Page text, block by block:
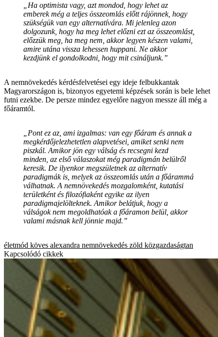
„Ha optimista vagy, azt mondod, hogy lehet az
emberek még a teljes összeomlás előtt rájönnek, hogy
szükségük van egy alternatívára. Mi jelenleg azon
dolgozunk, hogy ha meg lehet előzni ezt az összeomlást,
előzzük meg, ha meg nem, akkor legyen készen valami,
amire utána vissza lehessen huppani. Ne akkor
kezdjünk el gondolkodni, hogy mit csináljunk.”
A nemnövekedés kérdésfelvetései egy ideje felbukkantak
Magyarországon is, bizonyos egyetemi képzések során is bele lehet
futni ezekbe. De persze mindez egyelőre nagyon messze áll még a
főáramtól.
„Pont ez az, ami izgalmas: van egy főáram és annak a
megkérdőjelezhetetlen alapvetései, amiket senki nem
piszkál. Amikor jön egy válság és recsegni kezd
minden, az első válaszokat még paradigmán belülről
keresik. De ilyenkor megszületnek az alternatív
paradigmák is, melyek az összeomlás után a főárammá
válhatnak. A nemnövekedés mozgalomként, kutatási
területként és filozófiaként egyike az ilyen
paradigmajelölteknek. Amikor belátjuk, hogy a
válságok nem megoldhatóak a főáramon belül, akkor
valami másnak kell jönnie majd.”
életmód köves alexandra nemnövekedés zöld közgazdaságtan
Kapcsolódó cikkek